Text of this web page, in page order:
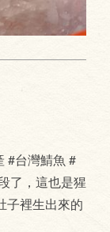
#台灣鯖魚 #
了，這也是猩
子裡生出來的